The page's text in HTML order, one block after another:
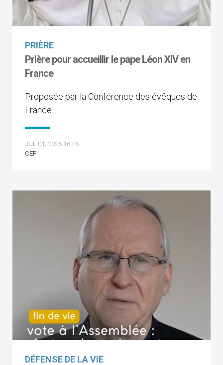
PRIÈRE
Prière pour accueillir le pape Léon XIV en
France
Proposée par la Conférence des évêques de
France
JUL 01, 2026 16:16
CEF
DÉFENSE DE LA VIE